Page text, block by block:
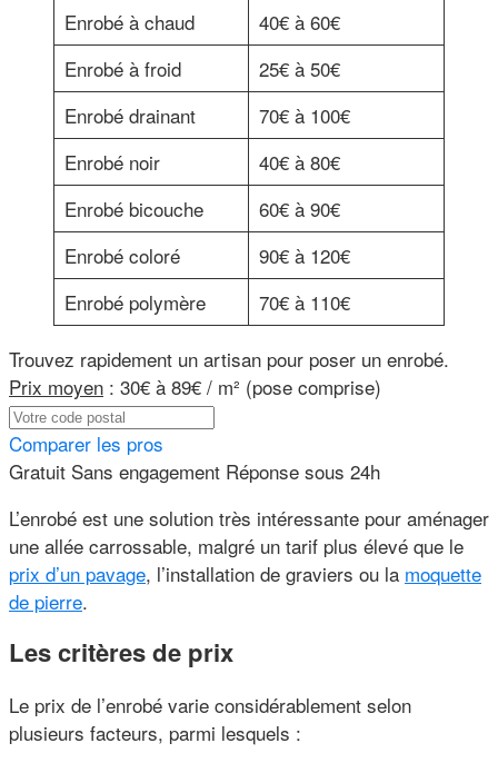
Enrobé à chaud
40€ à 60€
Enrobé à froid
25€ à 50€
Enrobé drainant
70€ à 100€
Enrobé noir
40€ à 80€
Enrobé bicouche
60€ à 90€
Enrobé coloré
90€ à 120€
Enrobé polymère
70€ à 110€
Trouvez rapidement un artisan pour poser un enrobé.
Prix moyen : 30€ à 89€ / m² (pose comprise)
Comparer les pros
Gratuit Sans engagement Réponse sous 24h
L’enrobé est une solution très intéressante pour aménager
une allée carrossable, malgré un tarif plus élevé que le
prix d’un pavage, l’installation de graviers ou la moquette
de pierre.
Les critères de prix
Le prix de l’enrobé varie considérablement selon
plusieurs facteurs, parmi lesquels :